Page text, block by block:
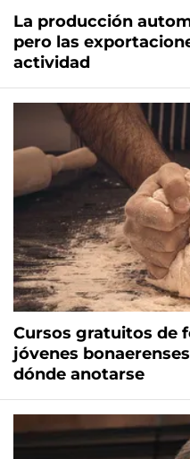
La producción
pero las
actividad
Cursos gratuitos de
jóvenes
dónde anotarse